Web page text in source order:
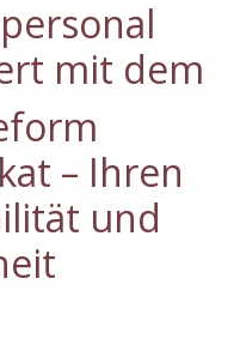
mit dem
– Ihren
und